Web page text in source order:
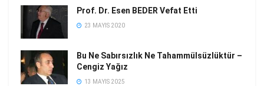
Prof. Dr. Esen BEDER Vefat Etti
23 MAYIS 2020
Bu Ne Sabırsızlık Ne Tahammülsüzlüktür –
Cengiz Yağız
13 MAYIS 2025